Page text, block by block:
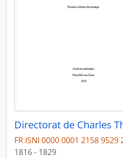
FR ISNI 0000 0001 2158 9529
1816 - 1829